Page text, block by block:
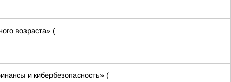
возраста» (
и кибербезопасность» (